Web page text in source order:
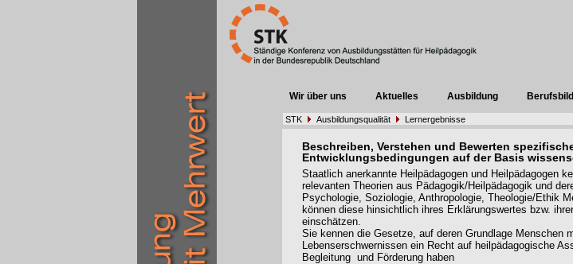
Wir über uns Aktuelles Ausbildung Berufsbild
STK Ausbildungsqualität Lernergebnisse
Beschreiben, Verstehen und Bewerten
Entwicklungsbedingungen auf der Basis
Staatlich anerkannte Heilpädagogen und Heilpädagogen
relevanten Theorien aus Pädagogik/Heilpädagogik und
Psychologie, Soziologie, Anthropologie, Theologie/Ethik
können diese hinsichtlich ihres Erklärungswertes bzw.
einschätzen.
Sie kennen die Gesetze, auf deren Grundlage Menschen
Lebenserschwernissen ein Recht auf heilpädagogische
Begleitung und Förderung haben